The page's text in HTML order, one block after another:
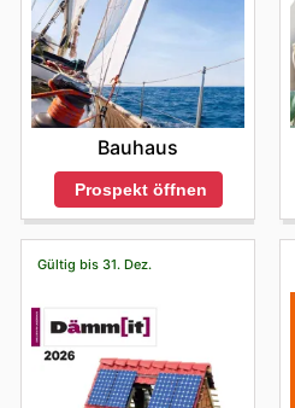
Bauhaus
Prospekt öffnen
Gültig bis 31. Dez.